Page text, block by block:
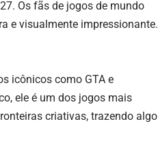
Os fãs de jogos de mundo
e visualmente impressionante.
icônicos como GTA e
ele é um dos jogos mais
criativas, trazendo algo